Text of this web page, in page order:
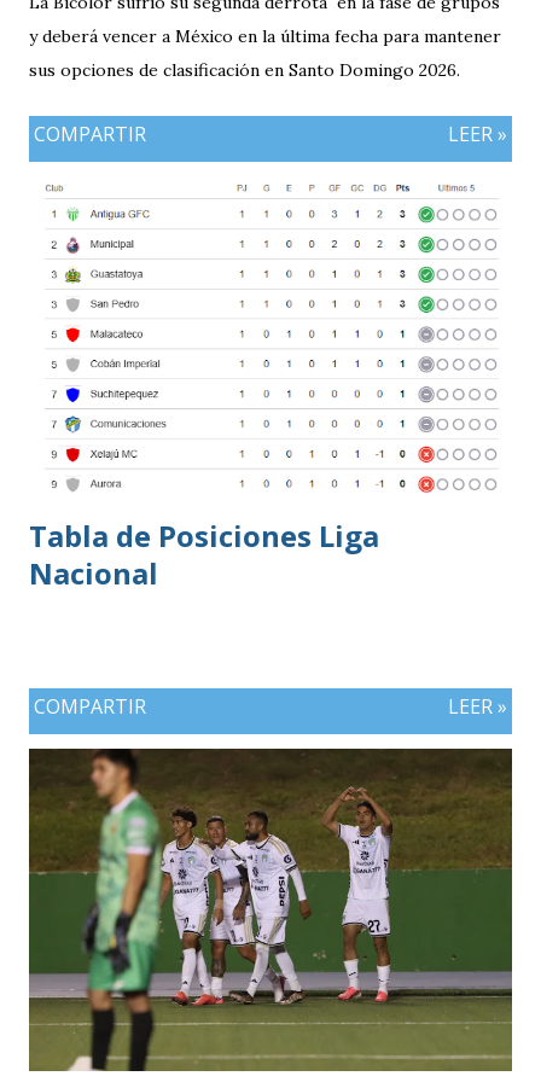
y deberá vencer a México en la última fecha para mantener
sus opciones de clasificación en Santo Domingo 2026.
COMPARTIR LEER »
Tabla de Posiciones Liga
Nacional
COMPARTIR LEER »